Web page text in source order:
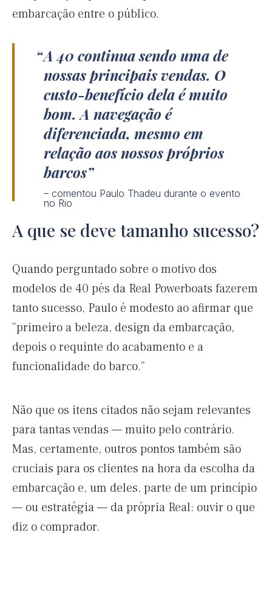
embarcação entre o público.
A 40 continua sendo uma de
nossas principais vendas. O
custo-benefício dela é muito
bom. A navegação é
diferenciada, mesmo em
relação aos nossos próprios
barcos
– comentou Paulo Thadeu durante o evento
no Rio
A que se deve tamanho sucesso?
Quando perguntado sobre o motivo dos
modelos de 40 pés da Real Powerboats fazerem
tanto sucesso, Paulo é modesto ao afirmar que
“primeiro a beleza, design da embarcação,
depois o requinte do acabamento e a
funcionalidade do barco.”
Não que os itens citados não sejam relevantes
para tantas vendas — muito pelo contrário.
Mas, certamente, outros pontos também são
cruciais para os clientes na hora da escolha da
embarcação e, um deles, parte de um princípio
— ou estratégia — da própria Real: ouvir o que
diz o comprador.